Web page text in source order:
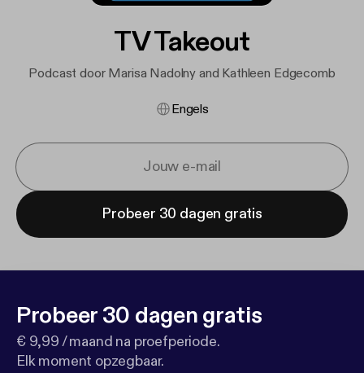
TV Takeout
Podcast door Marisa Nadolny and Kathleen Edgecomb
Engels
Probeer 30 dagen gratis
Probeer 30 dagen gratis
€ 9,99 / maand na proefperiode.
Elk moment opzegbaar.